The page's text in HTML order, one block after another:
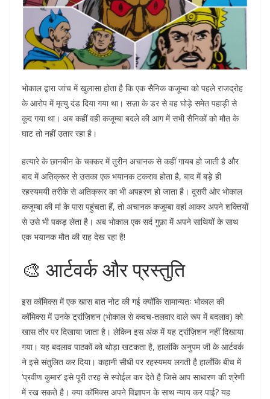
भोकाल द्वारा जांच में खुलासा होता है कि एक सैनिक कजूम्बा को पहले राजद्रोह
के आरोप में मृत्यु दंड दिया गया था। सज़ा के डर से वह घोड़े समेत पहाड़ी से
कूद गया था। अब कहीं वही कजूम्बा बदले की आग में सभी सैनिकों को मौत के
घाट तो नहीं उतार रहा है।
हत्यारे के छानबीन के चक्कर में तुरीन अचानक से कहीं गायब हो जाती है और
बाद में अतिक्रूर से उसका एक भयानक टकराव होता है, बाद में बड़े ही
रहस्यमयी तरीके से अतिक्रूर का भी अपहरण हो जाता है। दूसरी ओर भोकाल
कजूम्बा की मां के पास पहुंचता हैं, तो अचानक कजूम्बा वहां आकर अपने शक्तियों
से उसे भी पकड़ लेता है। अब भोकाल एक सर्द गुफ़ा में अपने साथियों के साथ
एक भयानक मौत की राह देख रहा है!
🎨 आर्टवर्क और प्रस्तुति
इस कॉमिक्स में एक खास बात नोट की गई क्योंकि सामान्यतः भोकाल की
कॉमिक्स में उनके ट्रांज़िशन (भोकाल से कवच-तलवार वाले रूप में बदलाव) को
खास तौर पर दिखाया जाता है। लेकिन इस अंक में यह ट्रांज़िशन नहीं दिखाया
गया। यह बदलाव पाठकों को थोड़ा खटकता है, हालांकि अनुपम जी के आर्टवर्क
ने इसे संतुलित कर दिया। कहानी सीधी पर रहस्यमय लगती है हालाँकि बीच में
‘प्रवीण कुमार’ इसे पूरी तरह से स्पोईल कर देते है जिसे आप साधारण की श्रेणी
में रख सकते है। क्या कॉमिक्स अपने विज्ञापन के साथ न्याय कर पाई? यह